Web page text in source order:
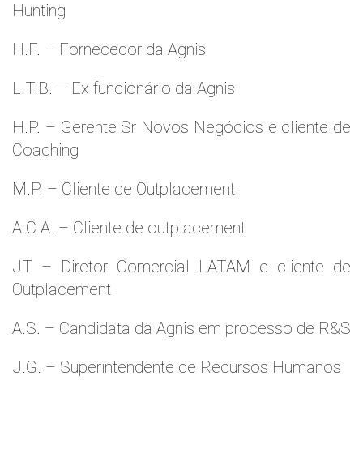
Hunting
H.F. – Fornecedor da Agnis
L.T.B. – Ex funcionário da Agnis
H.P. – Gerente Sr Novos Negócios e cliente de
Coaching
M.P. – Cliente de Outplacement.
A.C.A. – Cliente de outplacement
JT – Diretor Comercial LATAM e cliente de
Outplacement
A.S. – Candidata da Agnis em processo de R&S
J.G. – Superintendente de Recursos Humanos